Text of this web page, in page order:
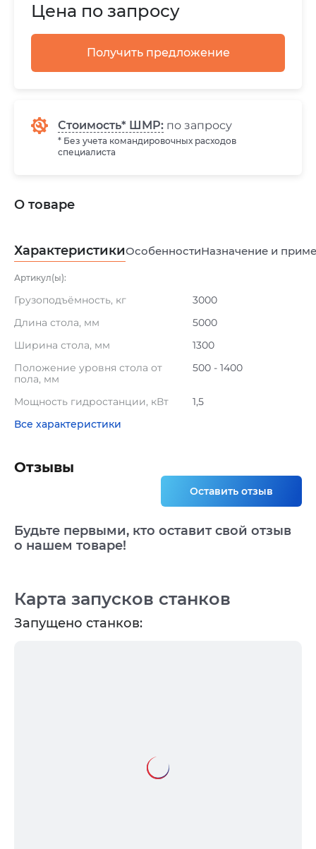
Цена по запросу
Получить предложение
Стоимость* ШМР: по запросу
* Без учета командировочных расходов
специалиста
О товаре
ХарактеристикиОсобенностиНазначение и
Артикул(ы):
Грузоподъёмность, кг
3000
Длина стола, мм
5000
Ширина стола, мм
1300
Положение уровня стола от
пола, мм
500 - 1400
Мощность гидростанции, кВт
1,5
Все характеристики
Карта запусков станков
Запущено станков:
Отзывы
Оставить отзыв
Будьте первыми, кто оставит свой отзыв
о нашем товаре!